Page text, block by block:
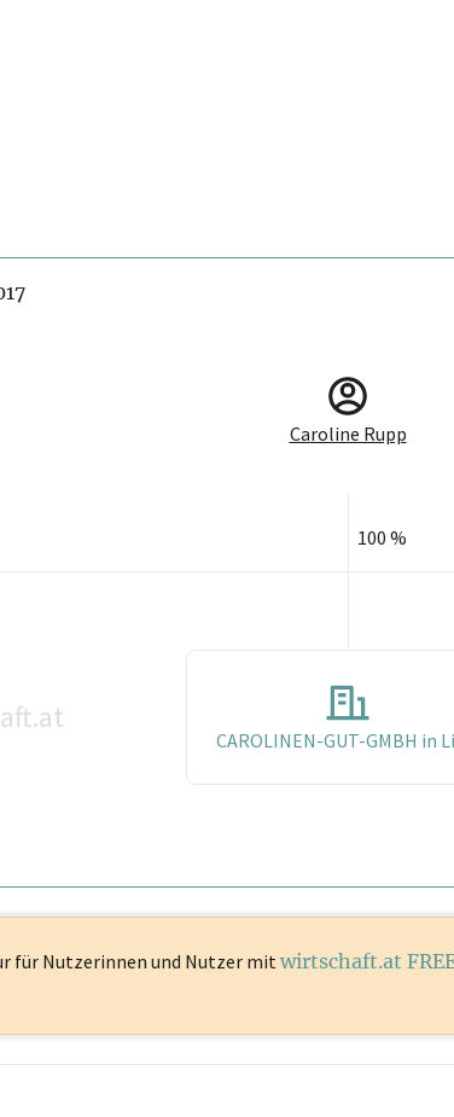
Caroline Rupp
100 %
CAROLINEN-GUT-GMBH in
für Nutzerinnen und Nutzer mit wirtschaft.at